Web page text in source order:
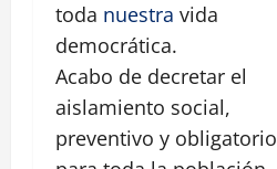
toda nuestra vida
democrática.
Acabo de decretar el
aislamiento social,
preventivo y obligatorio